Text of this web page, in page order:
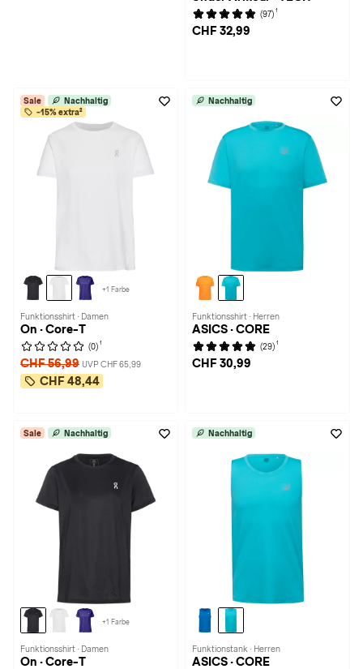
(97) 1
CHF 32,99
Sale
Nachhaltig
-15% extra²
+1 Farbe
Funktionsshirt · Damen
On · Core-T
(0) 1
CHF 56,99 UVP CHF 65,99
CHF 48,44
Nachhaltig
Funktionsshirt · Herren
ASICS · CORE
(29) 1
CHF 30,99
Sale Nachhaltig
+1 Farbe
Funktionsshirt · Damen
On · Core-T
Nachhaltig
Funktionstank · Herren
ASICS · CORE